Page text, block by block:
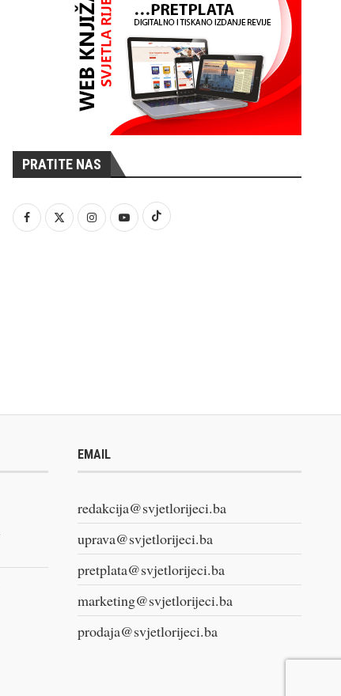
PRATITE NAS
EMAIL
redakcija@svjetlorijeci.ba
uprava@svjetlorijeci.ba
pretplata@svjetlorijeci.ba
marketing@svjetlorijeci.ba
prodaja@svjetlorijeci.ba